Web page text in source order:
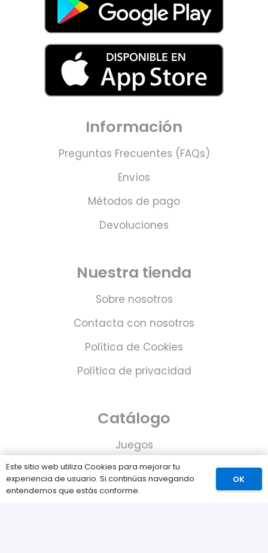
Información
Preguntas Frecuentes (FAQs)
Envíos
Métodos de pago
Devoluciones
Nuestra tienda
Sobre nosotros
Contacta con nosotros
Política de Cookies
Política de privacidad
Catálogo
Juegos
Consolas
Accesorios para tu PS5
Este sitio web utiliza Cookies para mejorar tu
experiencia de usuario. Si continúas navegando
entendemos que estás conforme.
OK